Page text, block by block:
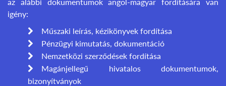
igény:
Műszaki leírás, kézikönyvek fordítása
Pénzügyi kimutatás, dokumentáció
Nemzetközi szerződések fordítása
Magánjellegű hivatalos dokumentumok,
bizonyítványok